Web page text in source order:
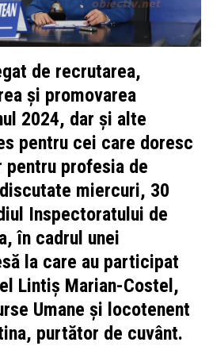
de recrutarea,
și promovarea
2024, dar și alte
pentru cei care doresc
profesia de
miercuri, 30
Inspectoratului de
în cadrul unei
la care au participat
Lintiș Marian-Costel,
Umane și locotenent
purtător de cuvânt.